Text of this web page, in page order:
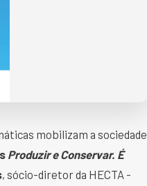
mobilizam a sociedade
Produzir e Conservar. É
, sócio-diretor da HECTA -